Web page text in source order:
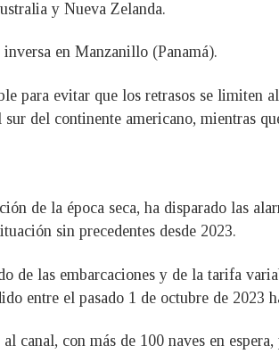
y Nueva Zelanda.
en Manzanillo (Panamá).
para evitar que los retrasos se limiten
del continente americano, mientras
de la época seca, ha disparado las
sin precedentes desde 2023.
de las embarcaciones y de la tarifa
entre el pasado 1 de octubre de 2023
canal, con más de 100 naves en